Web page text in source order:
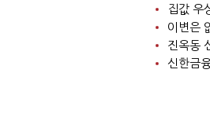
집값 우
이변은
진옥동
신한금